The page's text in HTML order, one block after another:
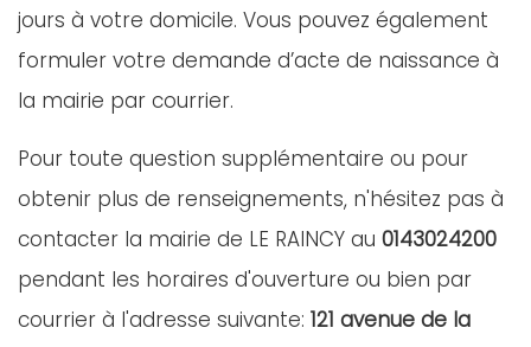
jours à votre domicile. Vous pouvez également
formuler votre demande d’acte de naissance à
la mairie par courrier.
Pour toute question supplémentaire ou pour
obtenir plus de renseignements, n'hésitez pas à
contacter la mairie de LE RAINCY au 0143024200
pendant les horaires d'ouverture ou bien par
courrier à l'adresse suivante: 121 avenue de la